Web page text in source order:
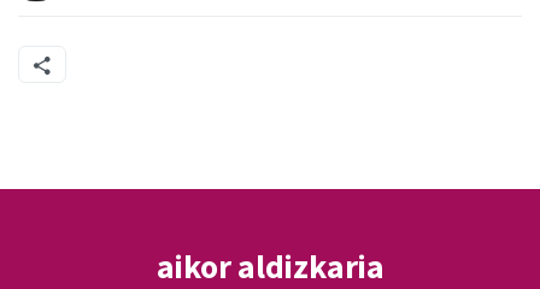
aikor aldizkaria